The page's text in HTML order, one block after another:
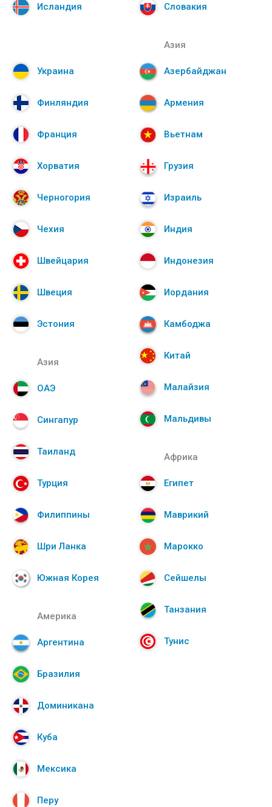
Исландия Словакия
Украина
Финляндия
Франция
Хорватия
Черногория
Чехия
Швейцария
Швеция
Эстония
Азия
Азербайджан
Армения
Вьетнам
Грузия
Израиль
Индия
Индонезия
Иордания
Камбоджа
Китай
Малайзия
Мальдивы
Азия
ОАЭ
Сингапур
Таиланд
Турция
Филиппины
Шри Ланка
Южная Корея
Африка
Египет
Маврикий
Марокко
Сейшелы
Танзания
Тунис
Америка
Аргентина
Бразилия
Доминикана
Куба
Мексика
Перу